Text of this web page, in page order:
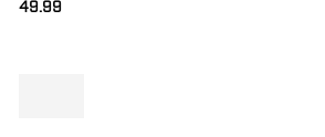
49.99